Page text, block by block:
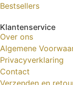
Bestsellers
Klantenservice
Over ons
Algemene
Privacyverklaring
Contact
Verzenden en